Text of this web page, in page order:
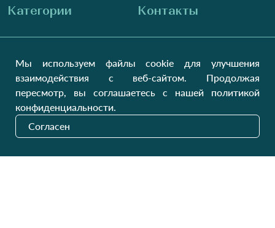
Категории
Для мужчин
Для детей
Домашний текстиль
Контакты
+380 (99) 387-81-50
Заказать звонок?
Пн-Пт 9:00 - 16:00
Україна, Луцьк, 43000
Мы используем файлы cookie для улучшения
взаимодействия с веб-сайтом. Продолжая
пересмотр, вы соглашаетесь с нашей политикой
конфиденциальности.
Согласен